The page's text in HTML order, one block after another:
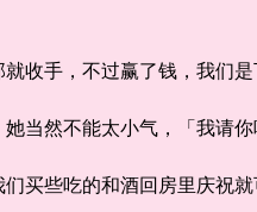
手，不过赢了钱，我们是
然不能太小气，「我请你
些吃的和酒回房里庆祝就